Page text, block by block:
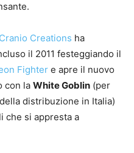
Cranio Creations ha
il 2011 festeggiando il
Fighter e apre il nuovo
con la White Goblin (per
distribuzione in Italia)
che si appresta a